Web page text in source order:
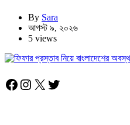
By Sara
আগস্ট ৯, ২০২৬
5 views
Facebook
Instagram
X Twitter